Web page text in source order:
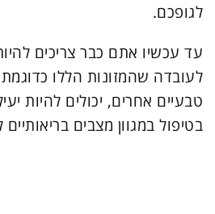
לגופכם.
עד עכשיו אתם כבר צריכים
לעובדה שהמזונות הללו כדוגמת
טבעיים אחרים, יכולים להיות
בטיפול במגוון מצבים